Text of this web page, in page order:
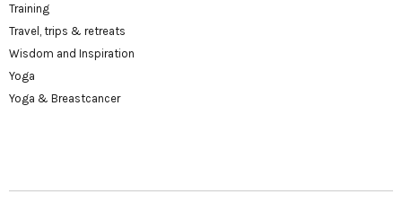
Training
Travel, trips & retreats
Wisdom and Inspiration
Yoga
Yoga & Breastcancer